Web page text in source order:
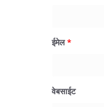
ईमेल*
वेबसाईट